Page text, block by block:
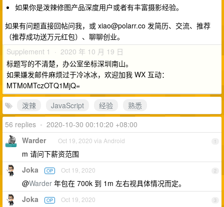
如果你是泼辣修图产品深度用户或者有丰富摄影经验。
如果有问题直接回帖问我，或 xiao@polarr.co 发简历、交流、推荐
（推荐成功送万元红包）、聊聊创业。
Supplement 1 · 2020 年 10 月 19 日
标题写的不清楚，办公室坐标深圳南山。
如果嫌发邮件麻烦过于冷冰冰，欢迎加我 WX 互动：
MTM0MTczOTQ1MjQ=
泼辣
JavaScript 经验
熟悉
56 replies • 2020-10-30 00:10:20 +08:00
1
Warder Oct 19, 2020 via Android
m 请问下薪资范围
2
Joka OP Oct 19, 2020
@Warder 年包在 700k 到 1m 左右视具体情况而定。
3
Joka OP Oct 19, 2020